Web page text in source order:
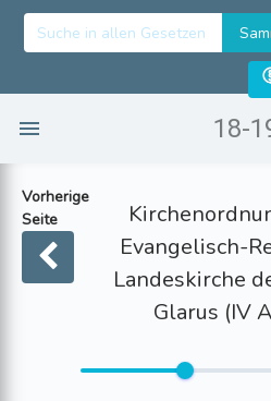
18-
Vorherige
Seite
Evangelisch-
Landeskirche
Glarus (IV